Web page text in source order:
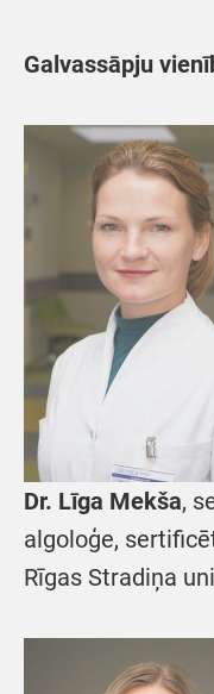
Galvassāpju
Dr. Līga Mekša,
algoloģe,
Rīgas Stradiņa